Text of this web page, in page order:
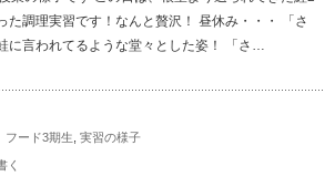
た調理実習です！なんと贅沢！ 昼休み・・・ 「さ
に言われてるような堂々とした姿！ 「さ…
フード3期生 実習の様子
く